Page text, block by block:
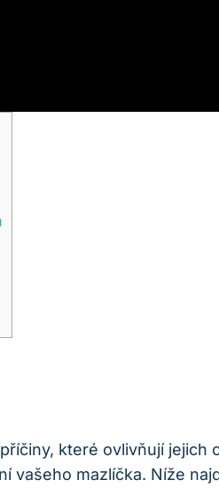
které ovlivňují
vašeho mazlíčka. Níže